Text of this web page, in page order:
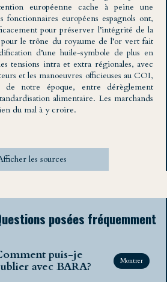
européenne cache à peine une
fonctionnaires européens espagnols ont,
pour préserver l’intégrité de la
le trône du royaume de l’or vert fait
d’une huile-symbole de plus en
tensions intra et extra régionales, avec
et les manoeuvres officieuses au COI,
notre époque, entre dérèglement
alimentaire. Les marchands
du mal à y croire.
les sources
posées fréquemment
puis-je
avec BARA?
Montrer